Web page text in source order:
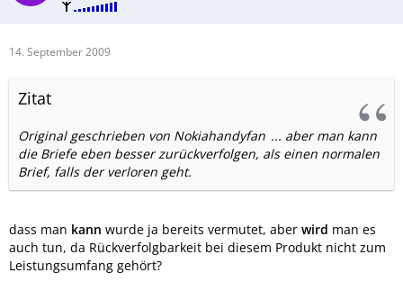
14. September 2009
Zitat
Original geschrieben von Nokiahandyfan ... aber man kann
die Briefe eben besser zurückverfolgen, als einen normalen
Brief, falls der verloren geht.
dass man kann wurde ja bereits vermutet, aber wird man es
auch tun, da Rückverfolgbarkeit bei diesem Produkt nicht zum
Leistungsumfang gehört?